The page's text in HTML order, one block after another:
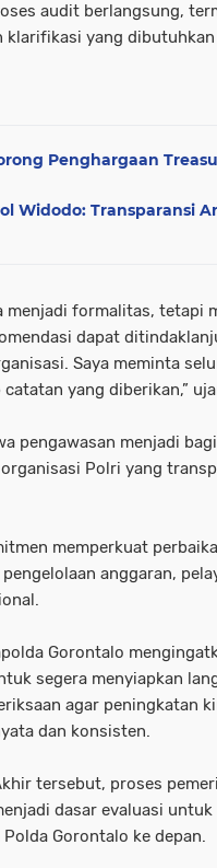
audit berlangsung,
klarifikasi yang
Penghargaan
Widodo: Transparansi
menjadi formalitas, tetapi
dapat
Saya meminta
yang diberikan,”
pengawasan menjadi
Polri yang
memperkuat
anggaran,
Gorontalo
segera menyiapkan
agar peningkatan
dan konsisten.
tersebut, proses
dasar evaluasi untuk
Gorontalo ke depan.